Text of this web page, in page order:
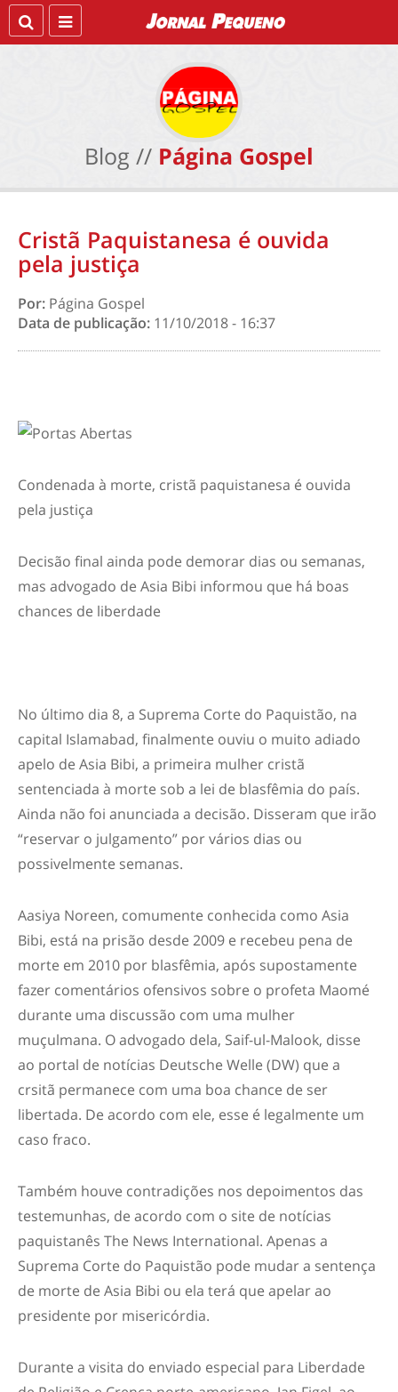
Blog // Página Gospel
Cristã Paquistanesa é ouvida
pela justiça
Por: Página Gospel
Data de publicação: 11/10/2018 - 16:37
Condenada à morte, cristã paquistanesa é ouvida
pela justiça
Decisão final ainda pode demorar dias ou semanas,
mas advogado de Asia Bibi informou que há boas
chances de liberdade
No último dia 8, a Suprema Corte do Paquistão, na
capital Islamabad, finalmente ouviu o muito adiado
apelo de Asia Bibi, a primeira mulher cristã
sentenciada à morte sob a lei de blasfêmia do país.
Ainda não foi anunciada a decisão. Disseram que irão
“reservar o julgamento” por vários dias ou
possivelmente semanas.
Aasiya Noreen, comumente conhecida como Asia
Bibi, está na prisão desde 2009 e recebeu pena de
morte em 2010 por blasfêmia, após supostamente
fazer comentários ofensivos sobre o profeta Maomé
durante uma discussão com uma mulher
muçulmana. O advogado dela, Saif-ul-Malook, disse
ao portal de notícias Deutsche Welle (DW) que a
crsitã permanece com uma boa chance de ser
libertada. De acordo com ele, esse é legalmente um
caso fraco.
Também houve contradições nos depoimentos das
testemunhas, de acordo com o site de notícias
paquistanês The News International. Apenas a
Suprema Corte do Paquistão pode mudar a sentença
de morte de Asia Bibi ou ela terá que apelar ao
presidente por misericórdia.
Durante a visita do enviado especial para Liberdade